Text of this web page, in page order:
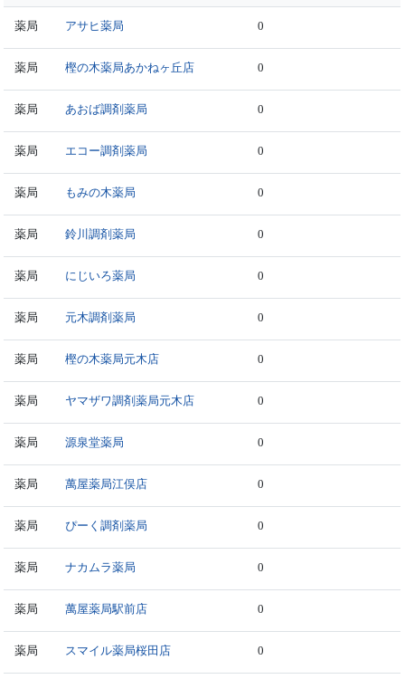
薬局 アサヒ薬局 0
薬局 樫の木薬局あかねヶ丘店 0
薬局 あおば調剤薬局 0
薬局 エコー調剤薬局 0
薬局 もみの木薬局 0
薬局 鈴川調剤薬局 0
薬局 にじいろ薬局 0
薬局 元木調剤薬局 0
薬局 樫の木薬局元木店 0
薬局 ヤマザワ調剤薬局元木店 0
薬局 源泉堂薬局 0
薬局 萬屋薬局江俣店 0
薬局 ぴーく調剤薬局 0
薬局 ナカムラ薬局 0
薬局 萬屋薬局駅前店 0
薬局 スマイル薬局桜田店 0